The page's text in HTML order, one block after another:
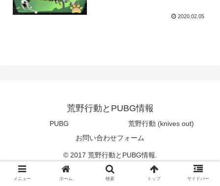
2020.02.05
荒野行動とPUBG情報
PUBG
荒野行動 (knives out)
お問い合わせフォーム
© 2017 荒野行動とPUBG情報.
メニュー ホーム 検索 トップ サイドバー